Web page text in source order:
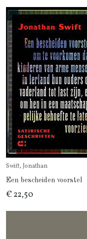
Swift, Jonathan
Een bescheiden voorstel
€ 22,50